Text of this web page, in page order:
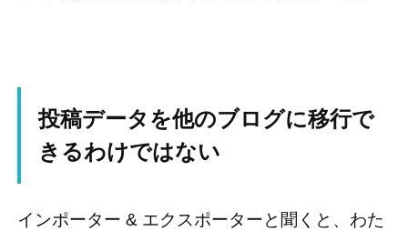
投稿データを他のブログに移行で
きるわけではない
インポーター & エクスポーターと聞くと、わた